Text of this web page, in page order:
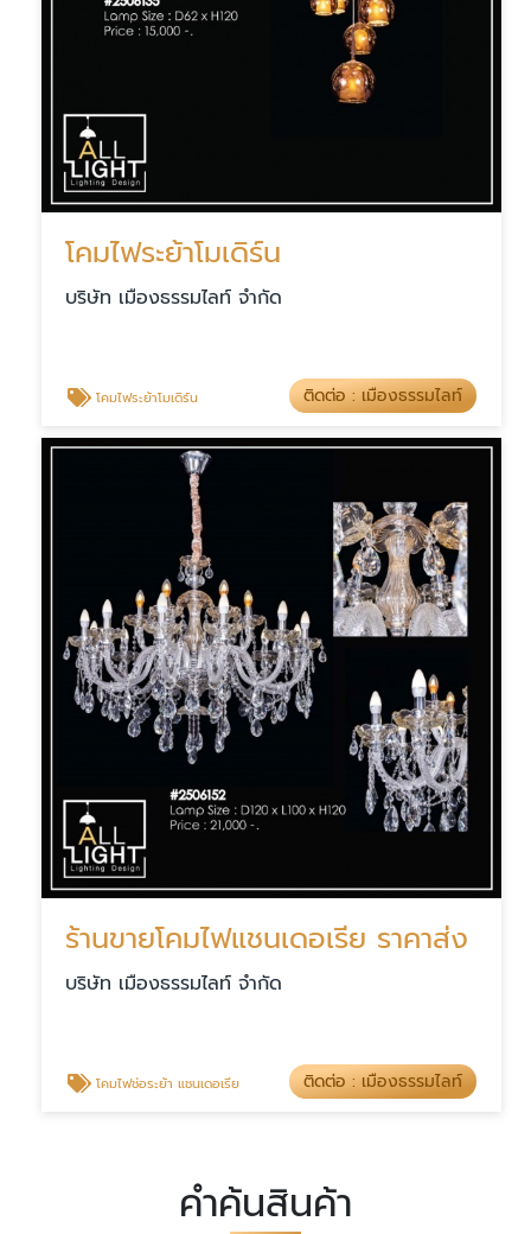
โคมไฟระย้าโมเดิร์น
บริษัท เมืองธรรมไลท์ จำกัด
โคมไฟระย้าโมเดิร์น ติดต่อ : เมืองธรรมไลท์
ร้านขายโคมไฟแชนเดอเรีย ราคาส่ง
บริษัท เมืองธรรมไลท์ จำกัด
โคมไฟช่อระย้า แชนเดอเรีย ติดต่อ : เมืองธรรมไลท์
คำค้นสินค้า